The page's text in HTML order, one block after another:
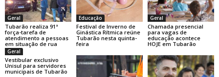
Geral
Tubarão realiza 91ª
força-tarefa de
atendimento a pessoas
em situação de rua
Educação
Festival de Inverno de
Ginástica Rítmica reúne
Tubarão nesta quinta-
feira
Geral
Chamada presencial
para vagas de
educação acontece
HOJE em Tubarão
Geral
Vestibular exclusivo
Unisul para servidores
municipais de Tubarão